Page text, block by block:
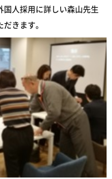
人採用に詳しい森山先生
きます。